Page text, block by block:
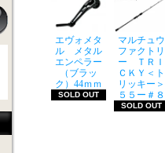
エヴォメタ
ル メタル
エンペラー
（ブラッ
ク）44ｍｍ
SOLD OUT
マルチュウ
ファクトリ
ー ＴＲＩ
ＣＫＹ＜ト
リッキー＞
５５ー＃８
SOLD OUT